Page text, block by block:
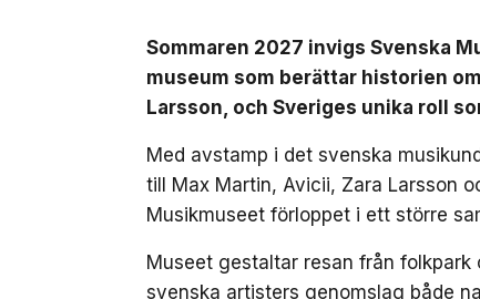
Sommaren 2027 invigs Svenska
museum som berättar historien
Larsson, och Sveriges unika roll
Med avstamp i det svenska
till Max Martin, Avicii, Zara Larsson
Musikmuseet förloppet i ett större
Museet gestaltar resan från
svenska artisters genomslag både